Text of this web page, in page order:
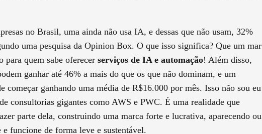
no Brasil, uma ainda não usa IA, e dessas que não usam, 32%
uma pesquisa da Opinion Box. O que isso significa? Que um mar
para quem sabe oferecer serviços de IA e automação! Além disso,
ganhar até 46% a mais do que os que não dominam, e um
começar ganhando uma média de R$16.000 por mês. Isso não sou eu
consultorias gigantes como AWS e PWC. É uma realidade que
parte dela, construindo uma marca forte e lucrativa, aparecendo ou
e funcione de forma leve e sustentável.